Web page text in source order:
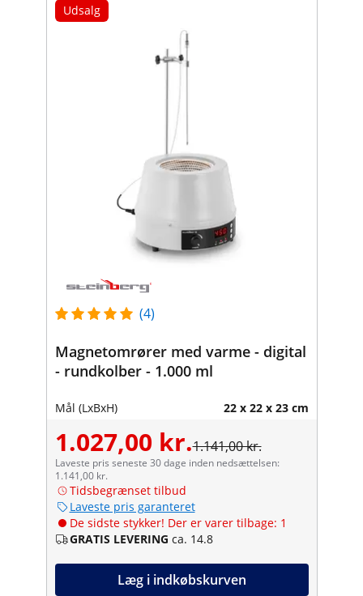
Udsalg
(4)
Magnetomrører med varme - digital
- rundkolber - 1.000 ml
Mål (LxBxH) 22 x 22 x 23 cm
1.027,00 kr.1.141,00 kr.
Laveste pris seneste 30 dage inden nedsættelsen:
1.141,00 kr.
Tidsbegrænset tilbud
Laveste pris garanteret
De sidste stykker! Der er varer tilbage: 1
GRATIS LEVERING ca. 14.8
Læg i indkøbskurven